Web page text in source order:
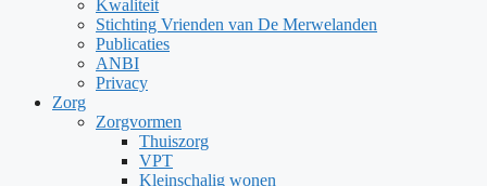
Kwaliteit
Stichting Vrienden van De Merwelanden
Publicaties
ANBI
Privacy
Zorg
Zorgvormen
Thuiszorg
VPT
Kleinschalig wonen